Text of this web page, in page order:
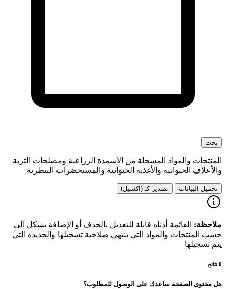
بحث
المنتجات والمواد المسجلة من الأسمدة الزراعية ومصلحات التربة
والأعلاف الحيوانية والأغذية الحيوانية والمستحضرات البيطرية
تحميل البيانات تصدير كـ (اكسيل)
ملاحظة: القائمة أدناه قابلة للتعديل بالحذف أو الإضافة بشكل آلي
حسب المنتجات والمواد التي ينتهي صلاحية تسجيلها والجديدة التي
يتم تسجيلها
0 نتائج
هل محتوى الصفحة ساعدك على الوصول للمطلوب؟